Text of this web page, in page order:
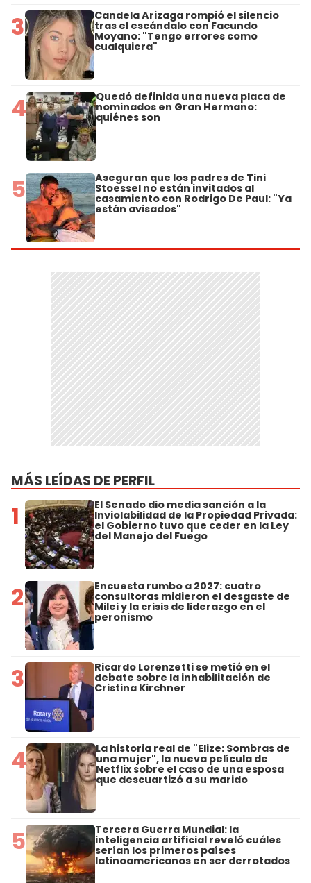
3 Candela Arizaga rompió el silencio
tras el escándalo con Facundo
Moyano: "Tengo errores como
cualquiera"
4 Quedó definida una nueva placa de
nominados en Gran Hermano:
quiénes son
5 Aseguran que los padres de Tini
Stoessel no están invitados al
casamiento con Rodrigo De Paul: "Ya
están avisados"
MÁS LEÍDAS DE PERFIL
1 El Senado dio media sanción a la
Inviolabilidad de la Propiedad Privada:
el Gobierno tuvo que ceder en la Ley
del Manejo del Fuego
2 Encuesta rumbo a 2027: cuatro
consultoras midieron el desgaste de
Milei y la crisis de liderazgo en el
peronismo
3 Ricardo Lorenzetti se metió en el
debate sobre la inhabilitación de
Cristina Kirchner
4 La historia real de "Elize: Sombras de
una mujer", la nueva película de
Netflix sobre el caso de una esposa
que descuartizó a su marido
5 Tercera Guerra Mundial: la
inteligencia artificial reveló cuáles
serían los primeros países
latinoamericanos en ser derrotados